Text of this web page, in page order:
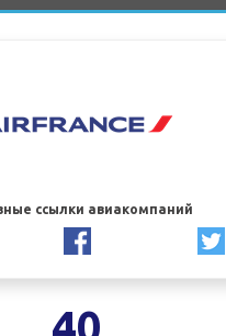
ссылки авиакомпаний